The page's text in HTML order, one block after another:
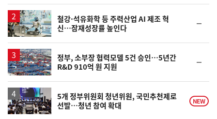
일
철강·석유화학 등 주력산업 AI 제조 혁
신…잠재성장률 높인다
일
정부, 소부장 협력모델 5건 승인…5년간
R&D 910억 원 지원
일
5개 정부위원회 청년위원, 국민추천제로
선발…청년 참여 확대
NEW